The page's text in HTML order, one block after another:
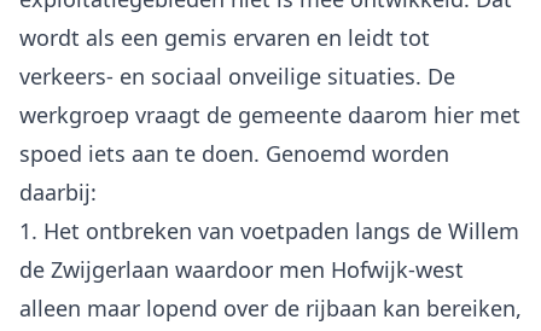
wordt als een gemis ervaren en leidt tot
verkeers- en sociaal onveilige situaties. De
werkgroep vraagt de gemeente daarom hier met
spoed iets aan te doen. Genoemd worden
daarbij:
1. Het ontbreken van voetpaden langs de Willem
de Zwijgerlaan waardoor men Hofwijk-west
alleen maar lopend over de rijbaan kan bereiken,